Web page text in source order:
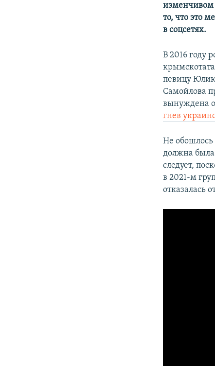
изменчивом
то, что это
в соцсетях.
В 2016 году
певицу
Самойлова
вынуждена
гнев
Не обошлось
должна была
следует,
в 2021-м
отказалась